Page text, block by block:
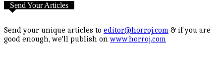
Send Your Articles
Send your unique articles to editor@horroj.com & if you are
good enough, we'll publish onwww.horroj.com